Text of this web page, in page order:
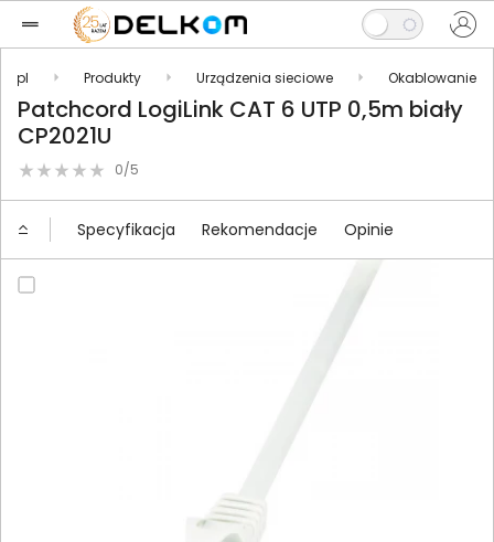
Produkty Urządzenia sieciowe Okablowanie
Patchcord LogiLink CAT 6 UTP 0,5m biały
CP2021U
0/5
Specyfikacja Rekomendacje Opinie